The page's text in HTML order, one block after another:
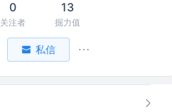
0
关注者
13
掘力值
私信